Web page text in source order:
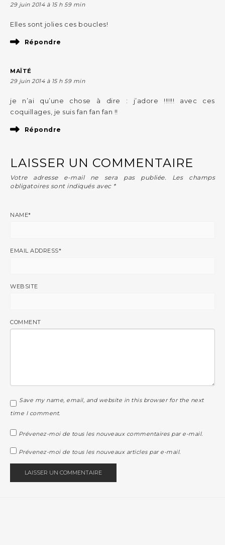
29 juin 2014 à 15 h 59 min
Elles sont jolies ces boucles!
Répondre
MAÏTÉ
29 juin 2014 à 15 h 59 min
je n’ai qu’une chose à dire : j’adore !!!!!! avec ces
coquillages, je suis fan fan fan !!
Répondre
LAISSER UN COMMENTAIRE
Votre adresse e-mail ne sera pas publiée.
Les champs
obligatoires sont indiqués avec *
NAME*
EMAIL ADDRESS*
WEBSITE
COMMENT
Save my name, email, and website in this browser for the next
time I comment.
Prévenez-moi de tous les nouveaux commentaires par e-mail.
Prévenez-moi de tous les nouveaux articles par e-mail.